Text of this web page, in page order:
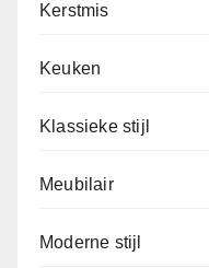
Kerstmis
Keuken
Klassieke stijl
Meubilair
Moderne stijl